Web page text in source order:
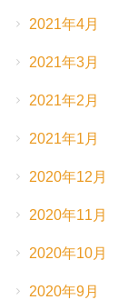
2021年4月
2021年3月
2021年2月
2021年1月
2020年12月
2020年11月
2020年10月
2020年9月